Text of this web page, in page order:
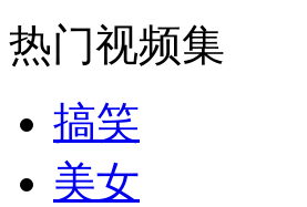
安徽一实载49人客车翻车
热门视频集
搞笑
美女